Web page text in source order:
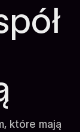
które mają